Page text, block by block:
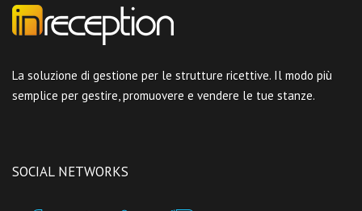
La soluzione di gestione per le strutture ricettive. Il modo più
semplice per gestire, promuovere e vendere le tue stanze.
SOCIAL NETWORKS